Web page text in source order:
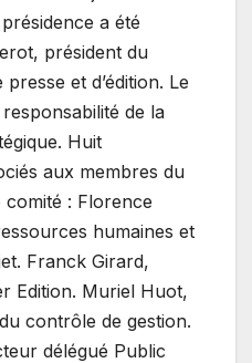
a été
président du
et d’édition. Le
de la
Huit
aux membres du
: Florence
humaines et
Franck Girard,
Edition. Muriel Huot,
contrôle de gestion.
délégué Public